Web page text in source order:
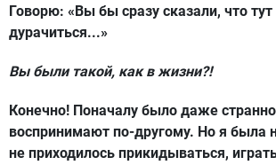
Говорю: «Вы бы сразу сказали, что
дурачиться...»
Вы были такой, как в жизни?!
Конечно! Поначалу было даже
воспринимают по-другому. Но я была
не приходилось прикидываться,